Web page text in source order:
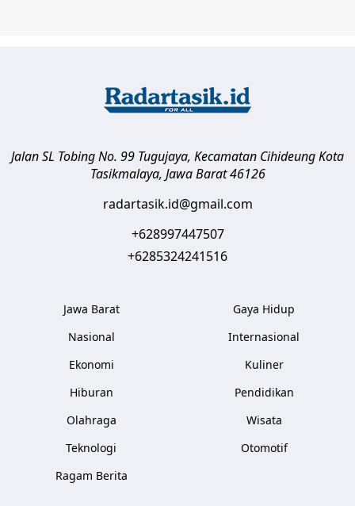
Jalan SL Tobing No. 99 Tugujaya, Kecamatan CihideungKota
Tasikmalaya, Jawa Barat 46126
radartasik.id@gmail.com
+628997447507
+6285324241516
Jawa Barat
Nasional
Ekonomi
Hiburan
Olahraga
Teknologi
Ragam Berita
Gaya Hidup
Internasional
Kuliner
Pendidikan
Wisata
Otomotif